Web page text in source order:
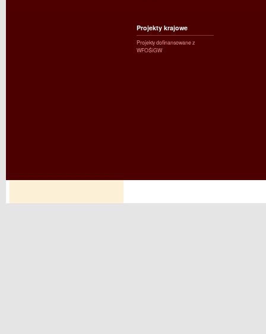
Projekty krajowe
Projekty dofinansowane z
WFOŚiGW